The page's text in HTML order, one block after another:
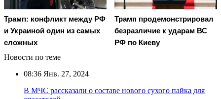
Трамп: конфликт между РФ
и Украиной один из самых
сложных
Трамп продемонстрировал
безразличие к ударам ВС
РФ по Киеву
Новости по теме
08:36 Янв. 27, 2024
В МЧС рассказали о составе нового сухого пайка для